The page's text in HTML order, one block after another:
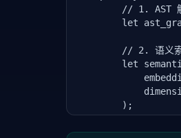
// 1. AST
let
// 2. 语义
let
        );
for file
let